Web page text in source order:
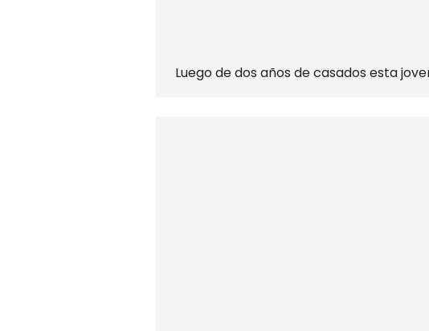
Luego de dos años de casados esta